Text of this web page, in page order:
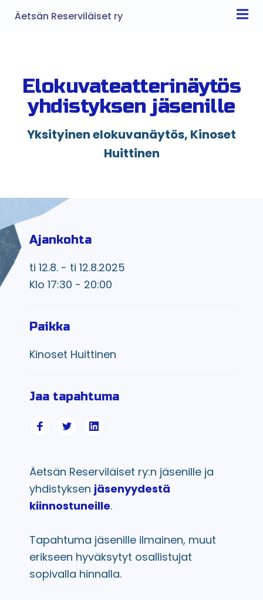
Äetsän Reserviläiset ry
Elokuvateatterinäytös
yhdistyksen jäsenille
Yksityinen elokuvanäytös, Kinoset
Huittinen
Ajankohta
ti 12.8. - ti 12.8.2025
Klo 17:30 - 20:00
Paikka
Kinoset Huittinen
Jaa tapahtuma
Äetsän Reserviläiset ry:n jäsenille ja
yhdistyksen jäsenyydestä
kiinnostuneille.
Tapahtuma jäsenille ilmainen, muut
erikseen hyväksytyt osallistujat
sopivalla hinnalla.